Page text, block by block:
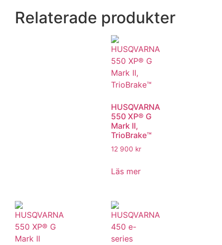
Relaterade produkter
HUSQVARNA
550 XP® G
Mark II,
TrioBrake™
12 900 kr
Läs mer